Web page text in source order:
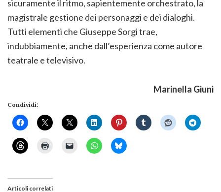
sicuramente il ritmo, sapientemente orchestrato, la
magistrale gestione dei personaggi e dei dialoghi.
Tutti elementi che Giuseppe Sorgi trae,
indubbiamente, anche dall’esperienza come autore
teatrale e televisivo.
Marinella Giuni
Condividi:
Articoli correlati